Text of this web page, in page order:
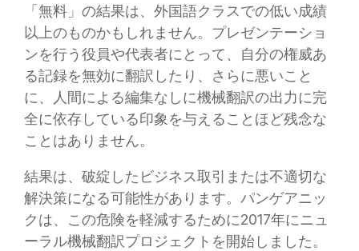
「無料」の結果は、外国語クラスでの低い成績
以上のものかもしれません。プレゼンテーショ
ンを行う役員や代表者にとって、自分の権威あ
る記録を無効に翻訳したり、さらに悪いこと
に、人間による編集なしに機械翻訳の出力に完
全に依存している印象を与えることほど残念な
ことはありません。
結果は、破綻したビジネス取引または不適切な
解決策になる可能性があります。パンゲアニッ
クは、この危険を軽減するために2017年にニュ
ーラル機械翻訳プロジェクトを開始しました。